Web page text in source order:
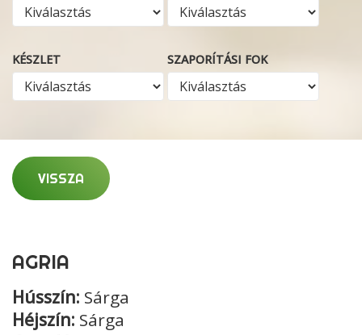
KÉSZLET SZAPORÍTÁSI FOK
VISSZA
AGRIA
Hússzín: Sárga
Héjszín: Sárga